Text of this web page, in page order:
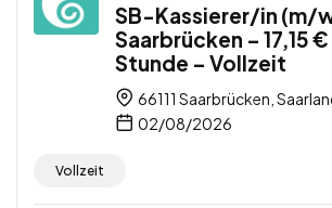
SB-Kassierer/in (m/
Saarbrücken – 17,15
Stunde – Vollzeit
66111 Saarbrücken,
02/08/2026
Vollzeit